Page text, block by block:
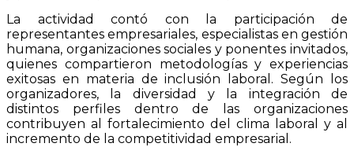
La actividad contó con la participación de
representantes empresariales, especialistas en gestión
humana, organizaciones sociales y ponentes invitados,
quienes compartieron metodologías y experiencias
exitosas en materia de inclusión laboral. Según los
organizadores, la diversidad y la integración de
distintos perfiles dentro de las organizaciones
contribuyen al fortalecimiento del clima laboral y al
incremento de la competitividad empresarial.